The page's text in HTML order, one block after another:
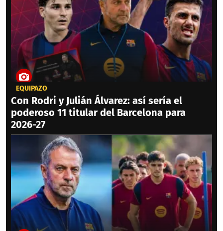
EQUIPAZO
Con Rodri y Julián Álvarez: así sería el
poderoso 11 titular del Barcelona para
2026-27